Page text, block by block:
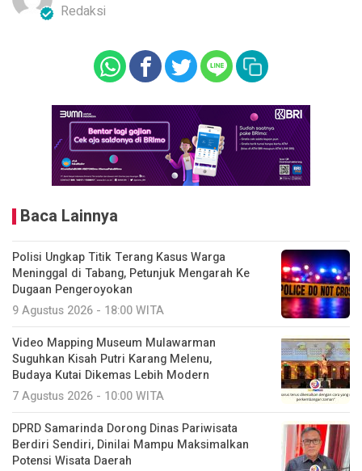
Redaksi
Baca Lainnya
Polisi Ungkap Titik Terang Kasus Warga
Meninggal di Tabang, Petunjuk Mengarah Ke
Dugaan Pengeroyokan
9 Agustus 2026 - 18:00 WITA
Video Mapping Museum Mulawarman
Suguhkan Kisah Putri Karang Melenu,
Budaya Kutai Dikemas Lebih Modern
7 Agustus 2026 - 10:00 WITA
DPRD Samarinda Dorong Dinas Pariwisata
Berdiri Sendiri, Dinilai Mampu Maksimalkan
Potensi Wisata Daerah